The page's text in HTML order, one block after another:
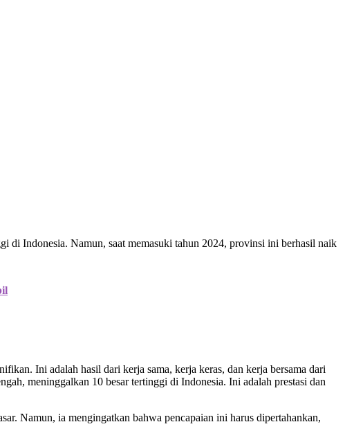
di Indonesia. Namun, saat memasuki tahun 2024, provinsi ini berhasil naik
Ini adalah hasil dari kerja sama, kerja keras, dan kerja bersama dari
meninggalkan 10 besar tertinggi di Indonesia. Ini adalah prestasi dan
Namun, ia mengingatkan bahwa pencapaian ini harus dipertahankan,